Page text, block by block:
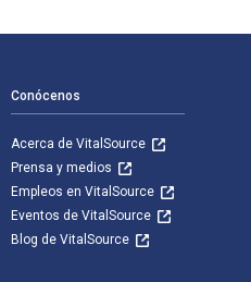
Conócenos
Acerca de VitalSource
Prensa y medios
Empleos en VitalSource
Eventos de VitalSource
Blog de VitalSource